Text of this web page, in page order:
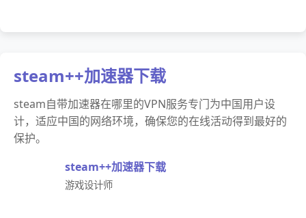
steam++加速器下载
steam自带加速器在哪里的VPN服务专门为中国用户设
计，适应中国的网络环境，确保您的在线活动得到最好的
保护。
steam++加速器下载
游戏设计师